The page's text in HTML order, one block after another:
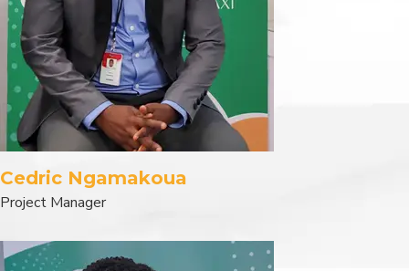
Cedric Ngamakoua
Project Manager